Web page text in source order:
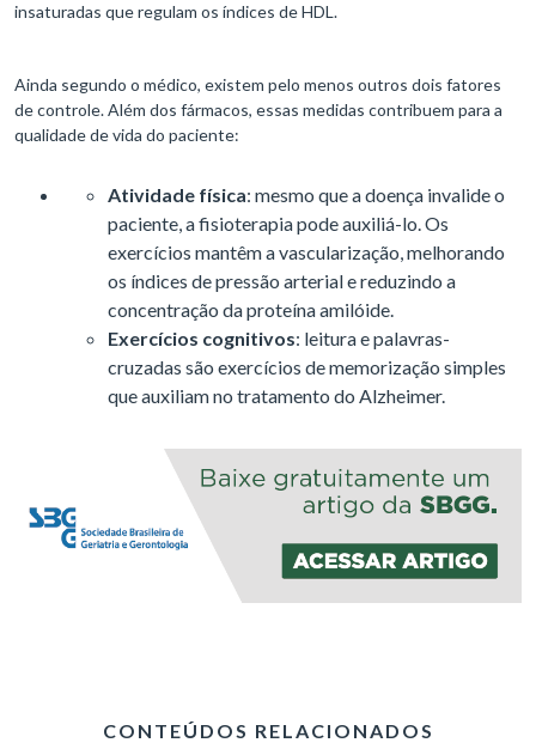
insaturadas que regulam os índices de HDL.
Ainda segundo o médico, existem pelo menos outros dois fatores
de controle. Além dos fármacos, essas medidas contribuem para a
qualidade de vida do paciente:
Atividade física: mesmo que a doença invalide o
paciente, a fisioterapia pode auxiliá-lo. Os
exercícios mantêm a vascularização, melhorando
os índices de pressão arterial e reduzindo a
concentração da proteína amilóide.
Exercícios cognitivos: leitura e palavras-
cruzadas são exercícios de memorização simples
que auxiliam no tratamento do Alzheimer.
CONTEÚDOS RELACIONADOS